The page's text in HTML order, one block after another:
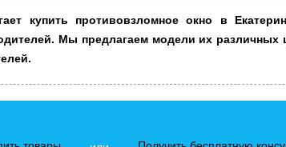
купить противовзломное окно в
Мы предлагаем модели их